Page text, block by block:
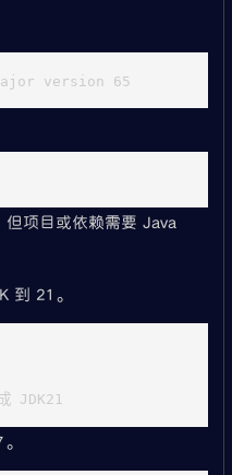
项目或依赖需要 Java
到 21。